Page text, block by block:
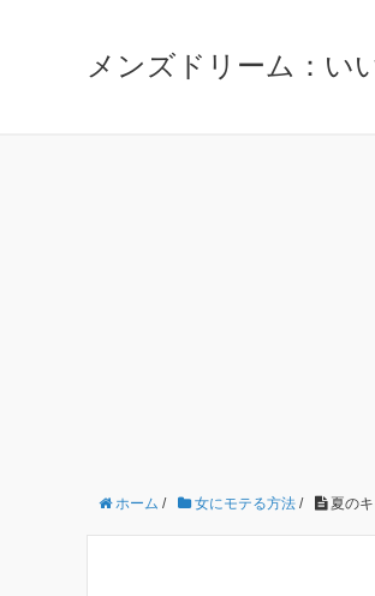
メンズドリーム：い
ホーム / 女にモテる方法 / 夏のキ